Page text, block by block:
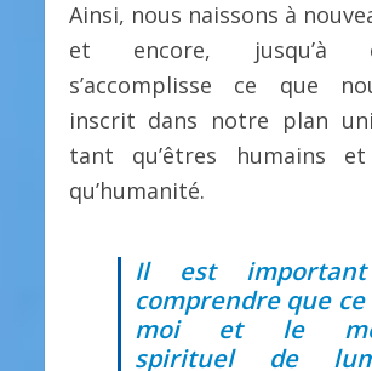
Ainsi, nous naissons à
et encore, jusqu’à
s’accomplisse ce que
inscrit dans notre plan
tant qu’êtres humains
qu’humanité.
Il est
comprendre que
moi et le
spirituel de